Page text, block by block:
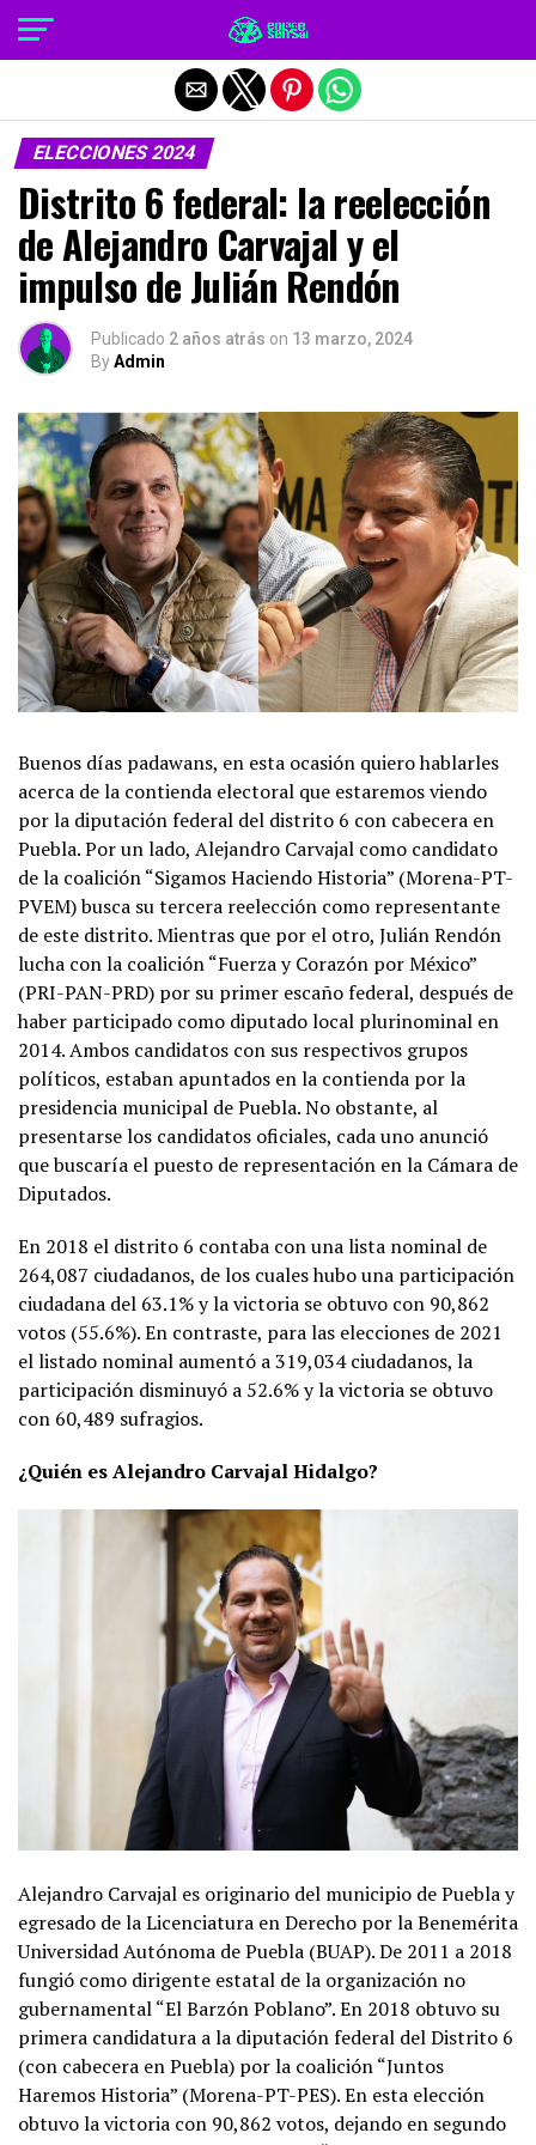
ELECCIONES 2024
Distrito 6 federal: la reelección
de Alejandro Carvajal y el
impulso de Julián Rendón
Publicado 2 años atrás on 13 marzo, 2024
ByAdmin
Buenos días padawans, en esta ocasión quiero hablarles
acerca de la contienda electoral que estaremos viendo
por la diputación federal del distrito 6 con cabecera en
Puebla. Por un lado, Alejandro Carvajal como candidato
de la coalición “Sigamos Haciendo Historia” (Morena-PT-
PVEM) busca su tercera reelección como representante
de este distrito. Mientras que por el otro, Julián Rendón
lucha con la coalición “Fuerza y Corazón por México”
(PRI-PAN-PRD) por su primer escaño federal, después de
haber participado como diputado local plurinominal en
2014. Ambos candidatos con sus respectivos grupos
políticos, estaban apuntados en la contienda por la
presidencia municipal de Puebla. No obstante, al
presentarse los candidatos oficiales, cada uno anunció
que buscaría el puesto de representación en la Cámara de
Diputados.
En 2018 el distrito 6 contaba con una lista nominal de
264,087 ciudadanos, de los cuales hubo una participación
ciudadana del 63.1% y la victoria se obtuvo con 90,862
votos (55.6%). En contraste, para las elecciones de 2021
el listado nominal aumentó a 319,034 ciudadanos, la
participación disminuyó a 52.6% y la victoria se obtuvo
con 60,489 sufragios.
¿Quién es Alejandro Carvajal Hidalgo?
Alejandro Carvajal es originario del municipio de Puebla y
egresado de la Licenciatura en Derecho por la Benemérita
Universidad Autónoma de Puebla (BUAP). De 2011 a 2018
fungió como dirigente estatal de la organización no
gubernamental “El Barzón Poblano”. En 2018 obtuvo su
primera candidatura a la diputación federal del Distrito 6
(con cabecera en Puebla) por la coalición “Juntos
Haremos Historia” (Morena-PT-PES). En esta elección
obtuvo la victoria con 90,862 votos, dejando en segundo
Salir de la versión móvil